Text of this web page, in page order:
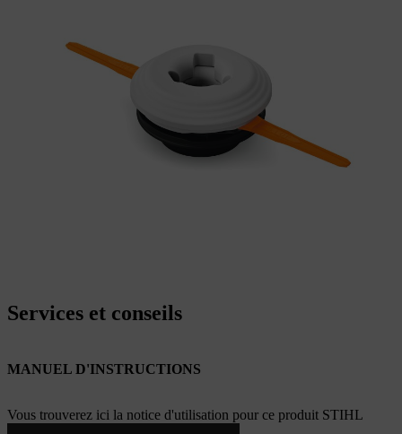
Services et conseils
MANUEL D'INSTRUCTIONS
Vous trouverez ici la notice d'utilisation pour ce produit STIHL